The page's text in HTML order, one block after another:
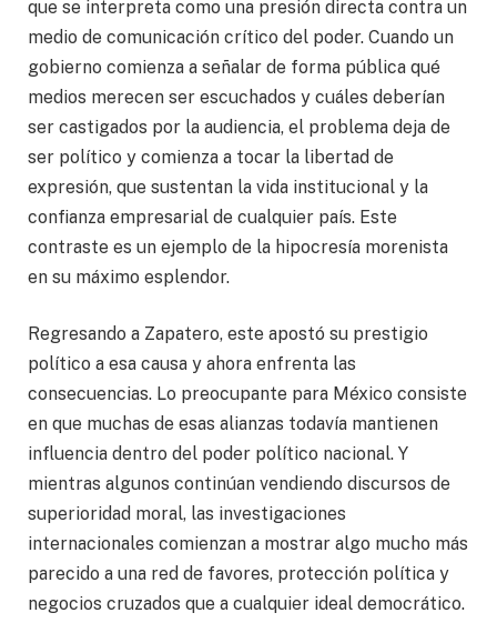
que se interpreta como una presión directa contra un
medio de comunicación crítico del poder. Cuando un
gobierno comienza a señalar de forma pública qué
medios merecen ser escuchados y cuáles deberían
ser castigados por la audiencia, el problema deja de
ser político y comienza a tocar la libertad de
expresión, que sustentan la vida institucional y la
confianza empresarial de cualquier país. Este
contraste es un ejemplo de la hipocresía morenista
en su máximo esplendor.
Regresando a Zapatero, este apostó su prestigio
político a esa causa y ahora enfrenta las
consecuencias. Lo preocupante para México consiste
en que muchas de esas alianzas todavía mantienen
influencia dentro del poder político nacional. Y
mientras algunos continúan vendiendo discursos de
superioridad moral, las investigaciones
internacionales comienzan a mostrar algo mucho más
parecido a una red de favores, protección política y
negocios cruzados que a cualquier ideal democrático.